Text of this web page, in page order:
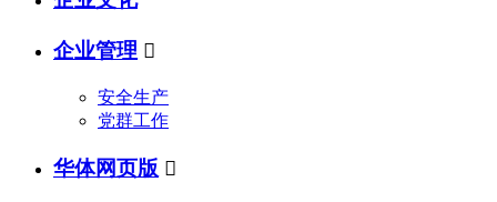
企业管理 
安全生产
党群工作
华体网页版 